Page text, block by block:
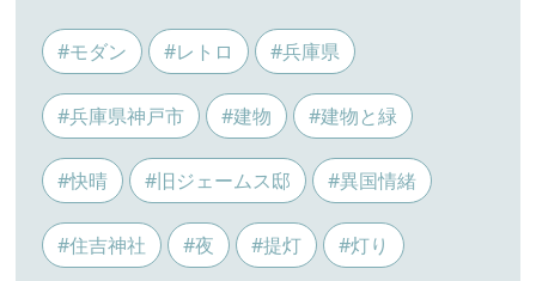
#モダン #レトロ #兵庫県
#兵庫県神戸市 #建物 #建物と緑
#快晴 #旧ジェームス邸 #異国情緒
#住吉神社 #夜 #提灯 #灯り